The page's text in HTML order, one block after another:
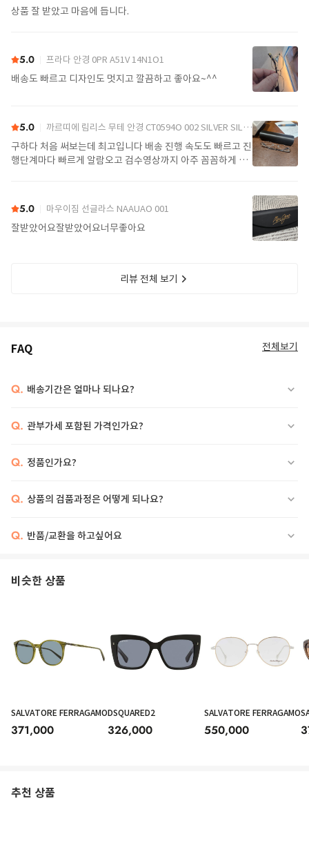
상품 잘 받았고 마음에 듭니다.
5.0 프라다 안경 0PR A51V 14N1O1
배송도 빠르고 디자인도 멋지고 깔끔하고 좋아요~^^
5.0 까르띠에 림리스 무테 안경 CT0594O 002 SILVER SILVER TRANSPARENT
구하다 처음 써보는데 최고입니다 배송 진행 속도도 빠르고 진
행단계마다 빠르게 알람오고 검수영상까지 아주 꼼꼼하게 찍
5.0 마우이짐 선글라스 NAAUAO 001
잘받았어요잘받았어요너무좋아요
리뷰 전체 보기
FAQ 전체보기
Q. 배송기간은 얼마나 되나요?
Q. 관부가세 포함된 가격인가요?
Q. 정품인가요?
Q. 상품의 검품과정은 어떻게 되나요?
Q. 반품/교환을 하고싶어요
비슷한 상품
SALVATORE FERRAGAMO
371,000
DSQUARED2
326,000
SALVATORE FERRAGAMO
550,000
추천 상품